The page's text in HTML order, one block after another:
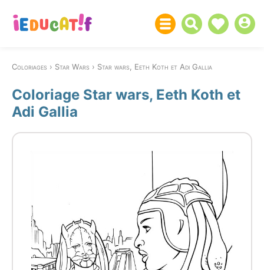
Coloriages Star Wars Star wars, Eeth Koth et Adi Gallia
Coloriage Star wars, Eeth Koth et
Adi Gallia